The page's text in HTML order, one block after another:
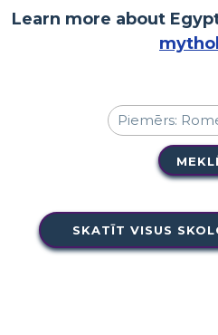
Learn more about
SKATĪT VISUS